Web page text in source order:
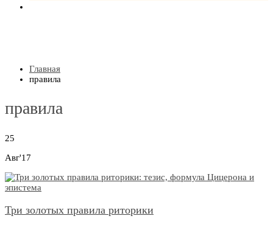
Главная
правила
правила
25
Авг'17
Три золотых правила риторики